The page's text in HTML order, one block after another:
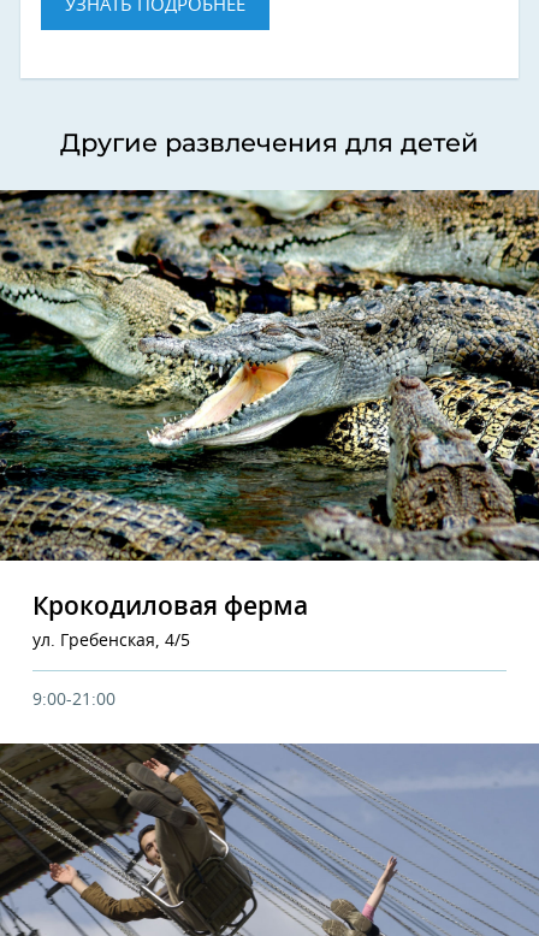
УЗНАТЬ ПОДРОБНЕЕ
Другие развлечения для детей
Крокодиловая ферма
ул. Гребенская, 4/5
9:00-21:00